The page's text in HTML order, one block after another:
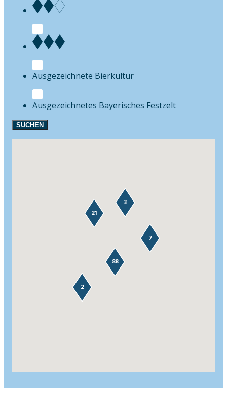
Bierkultur
Festzelt
SUCHEN
88
7
21
2
3